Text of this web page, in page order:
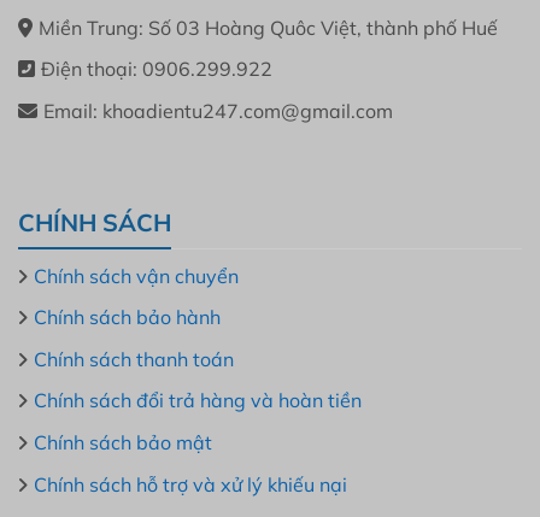
Miền Trung: Số 03 Hoàng Quôc Việt, thành phố Huế
Điện thoại: 0906.299.922
Email: khoadientu247.com@gmail.com
CHÍNH SÁCH
Chính sách vận chuyển
Chính sách bảo hành
Chính sách thanh toán
Chính sách đổi trả hàng và hoàn tiền
Chính sách bảo mật
Chính sách hỗ trợ và xử lý khiếu nại